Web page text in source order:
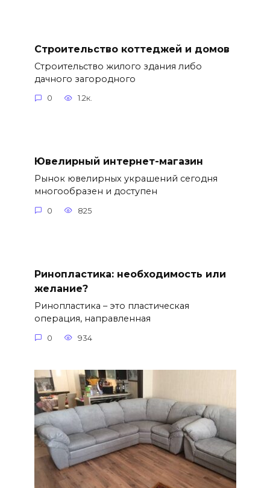
Строительство коттеджей и домов
Строительство жилого здания либо
дачного загородного
0 1.2к.
Ювелирный интернет-магазин
Рынок ювелирных украшений сегодня
многообразен и доступен
0 825
Ринопластика: необходимость или
желание?
Ринопластика – это пластическая
операция, направленная
0 934